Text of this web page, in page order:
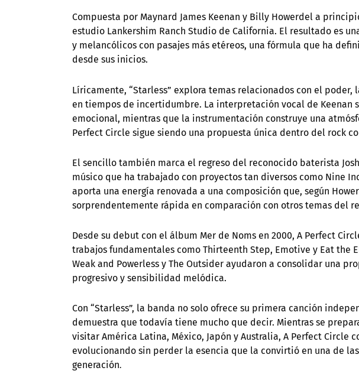
Compuesta por Maynard James Keenan y Billy Howerdel a
estudio Lankershim Ranch Studio de California. El resultado es
y melancólicos con pasajes más etéreos, una fórmula que ha
desde sus inicios.
Líricamente, “Starless” explora temas relacionados con el
en tiempos de incertidumbre. La interpretación vocal de Keenan
emocional, mientras que la instrumentación construye una
Perfect Circle sigue siendo una propuesta única dentro del rock
El sencillo también marca el regreso del reconocido baterista
músico que ha trabajado con proyectos tan diversos como Nine
aporta una energía renovada a una composición que, según
sorprendentemente rápida en comparación con otros temas del
Desde su debut con el álbum Mer de Noms en 2000, A Perfect
trabajos fundamentales como Thirteenth Step, Emotive y Eat the
Weak and Powerless y The Outsider ayudaron a consolidar una
progresivo y sensibilidad melódica.
Con “Starless”, la banda no solo ofrece su primera canción
demuestra que todavía tiene mucho que decir. Mientras se
visitar América Latina, México, Japón y Australia, A Perfect Circle
evolucionando sin perder la esencia que la convirtió en una de
generación.